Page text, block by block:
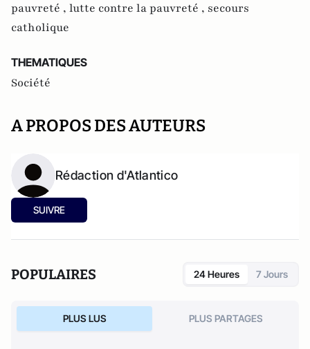
pauvreté , lutte contre la pauvreté , secours
catholique
THEMATIQUES
Société
A PROPOS DES AUTEURS
Rédaction d'Atlantico
SUIVRE
POPULAIRES 24 Heures 7 Jours
PLUS LUS PLUS PARTAGES